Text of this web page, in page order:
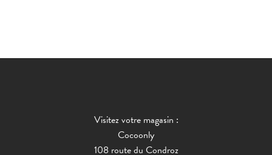
Visitez votre magasin :
Cocoonly
108 route du Condroz